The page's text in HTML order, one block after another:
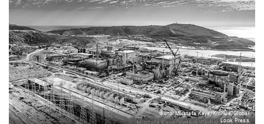
Фото: Mustafa Kaya/XinHua/Global
Look Press